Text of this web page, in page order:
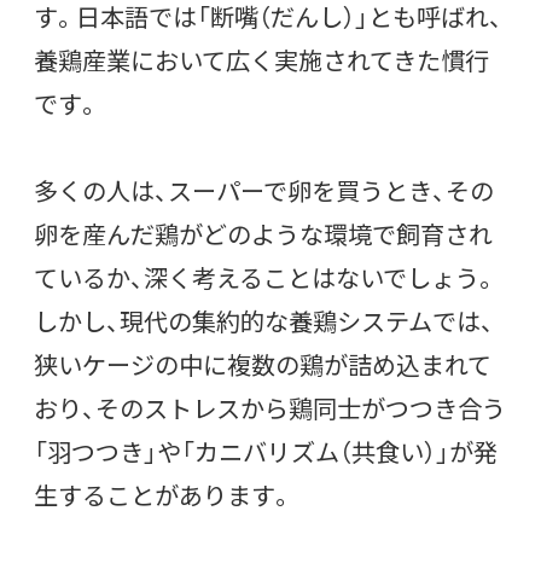
す。日本語では「断嘴（だんし）」とも呼ばれ、
養鶏産業において広く実施されてきた慣行
です。
多くの人は、スーパーで卵を買うとき、その
卵を産んだ鶏がどのような環境で飼育され
ているか、深く考えることはないでしょう。
しかし、現代の集約的な養鶏システムでは、
狭いケージの中に複数の鶏が詰め込まれて
おり、そのストレスから鶏同士がつつき合う
「羽つつき」や「カニバリズム（共食い）」が発
生することがあります。